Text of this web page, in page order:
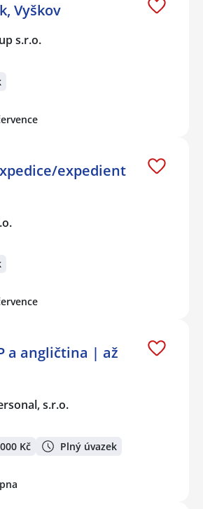
Vyškov
s.r.o.
expedient
a angličtina | až
s.r.o.
Kč Plný úvazek